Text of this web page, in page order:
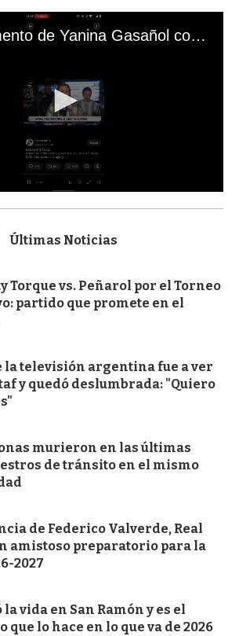
El mal momento de Yanina Gasañol con un hincha argentino en "Subrayado"
Últimas Noticias
Torque vs. Peñarol por el Torneo
partido que promete en el
la televisión argentina fue a ver
y quedó deslumbrada: "Quiero
murieron en las últimas
de tránsito en el mismo
de Federico Valverde, Real
amistoso preparatorio para la
2027
vida en San Ramón y es el
que lo hace en lo que va de 2026